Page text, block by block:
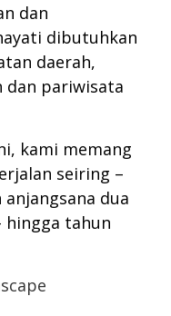
dan
dibutuhkan
daerah,
dan pariwisata
kami memang
seiring –
dua
hingga tahun